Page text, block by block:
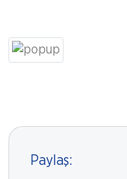
Paylaş: